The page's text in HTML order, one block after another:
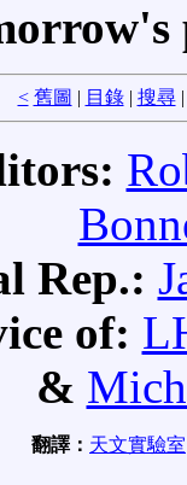
< 舊圖 | 目錄| 搜尋
Rep.:
of:
&
翻譯： 天文實驗室